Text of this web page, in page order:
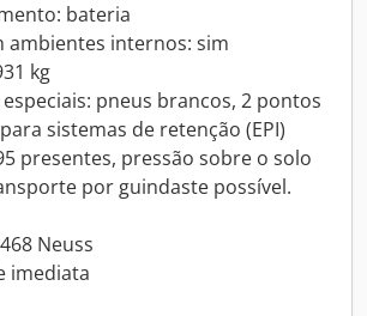
bateria
ambientes internos: sim
kg
pneus brancos, 2 pontos
sistemas de retenção (EPI)
presentes, pressão sobre o solo
por guindaste possível.
Neuss
imediata